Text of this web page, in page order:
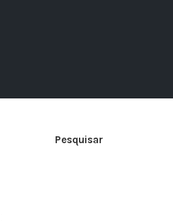
Pesquisar